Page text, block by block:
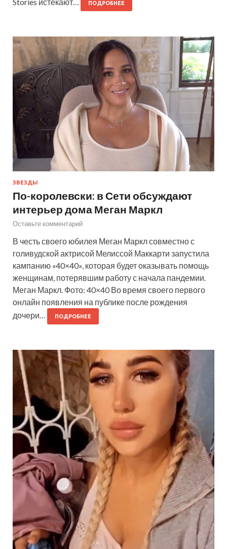
ПОДРОБНЕЕ
ЗВЕЗДЫ
По-королевски: в Сети обсуждают
интерьер дома Меган Маркл
Оставьте комментарий
В честь своего юбилея Меган Маркл совместно с
голивудской актрисой Мелиссой Маккарти запустила
кампанию «40×40», которая будет оказывать помощь
женщинам, потерявшим работу с начала пандемии.
Меган Маркл. Фото: 40×40 Во время своего первого
онлайн появления на публике после рождения
дочери…
ПОДРОБНЕЕ